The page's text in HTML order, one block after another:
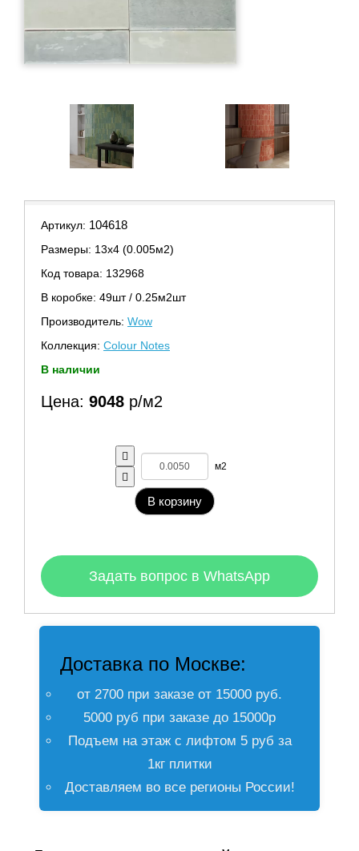
Артикул: 104618
Размеры: 13х4 (0.005м2)
Код товара: 132968
В коробке: 49шт / 0.25м2шт
Производитель: Wow
Коллекция: Colour Notes
В наличии
Цена: 9048 р/м2
м2
В корзину
Задать вопрос в WhatsApp
Доставка по Москве:
от 2700 при заказе от 15000 руб.
5000 руб при заказе до 15000р
Подъем на этаж с лифтом 5 руб за
1кг плитки
Доставляем во все регионы России!